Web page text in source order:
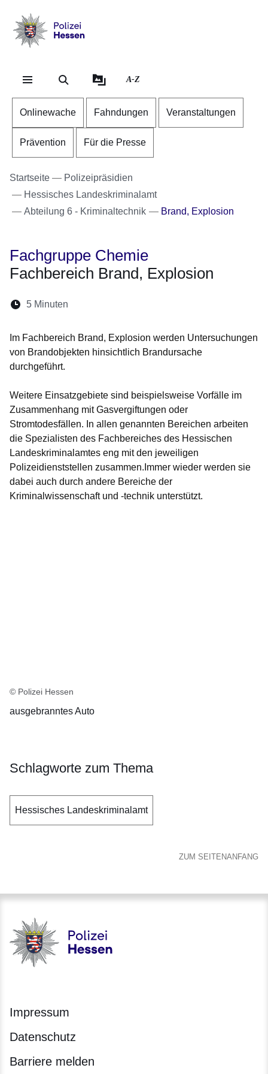
Hessen
A-Z
Onlinewache Fahndungen Veranstaltungen
Prävention Für die Presse
Startseite
Polizeipräsidien
Hessisches Landeskriminalamt
Abteilung 6 - Kriminaltechnik
Brand, Explosion
Fachgruppe Chemie
Fachbereich Brand, Explosion
Lesedauer:
5 Minuten
Im Fachbereich Brand, Explosion werden Untersuchungen
von Brandobjekten hinsichtlich Brandursache
durchgeführt.
Weitere Einsatzgebiete sind beispielsweise Vorfälle im
Zusammenhang mit Gasvergiftungen oder
Stromtodesfällen. In allen genannten Bereichen arbeiten
die Spezialisten des Fachbereiches des Hessischen
Landeskriminalamtes eng mit den jeweiligen
Polizeidienststellen zusammen.Immer wieder werden sie
dabei auch durch andere Bereiche der
Kriminalwissenschaft und -technik unterstützt.
© Polizei Hessen
ausgebranntes Auto
Schlagworte zum Thema
Hessisches Landeskriminalamt
ZUM SEITENANFANG
Polizei - Polizei.hessen.de
Impressum
Datenschutz
Barriere melden